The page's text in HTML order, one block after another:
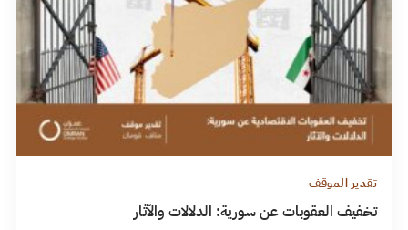
تقدير الموقف
تخفيف العقوبات عن سورية: الدلالات والآثار